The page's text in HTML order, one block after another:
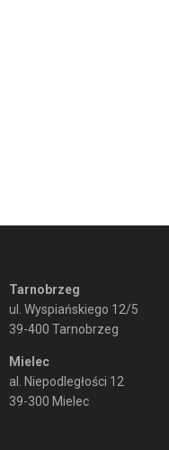
Tarnobrzeg
ul. Wyspiańskiego 12/5
39-400 Tarnobrzeg
Mielec
al. Niepodległości 12
39-300 Mielec